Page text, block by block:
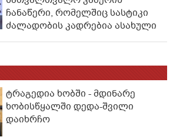
ჩანაწერი, რომელშიც სასტიკი
ძალადობის კადრებია ასახული
ტრაგედია ხობში - მდინარე
ხობისწყალში დედა-შვილი
დაიხრჩო